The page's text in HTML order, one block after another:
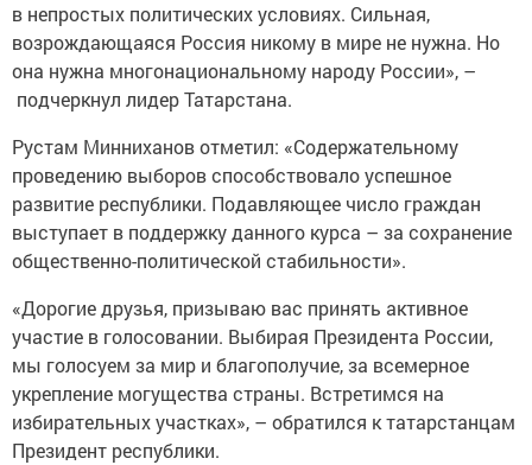
в непростых политических условиях. Сильная,
возрождающаяся Россия никому в мире не нужна. Но
она нужна многонациональному народу России», –
подчеркнул лидер Татарстана.
Рустам Минниханов отметил: «Содержательному
проведению выборов способствовало успешное
развитие республики. Подавляющее число граждан
выступает в поддержку данного курса – за сохранение
общественно-политической стабильности».
«Дорогие друзья, призываю вас принять активное
участие в голосовании. Выбирая Президента России,
мы голосуем за мир и благополучие, за всемерное
укрепление могущества страны. Встретимся на
избирательных участках», – обратился к татарстанцам
Президент республики.